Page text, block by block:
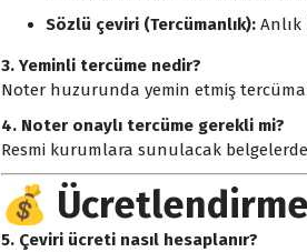
Sözlü çeviri (Tercümanlık):
3. Yeminli tercüme nedir?
Noter huzurunda yemin etmiş
4. Noter onaylı tercüme gerekli mi?
Resmi kurumlara sunulacak
💰
5. Çeviri ücreti nasıl hesaplanır?